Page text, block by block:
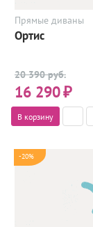
Прямые диваны
Ортис
20 390 руб.
16 290₽
В корзину
-20%